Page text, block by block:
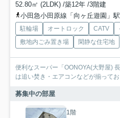
52.80㎡ (2LDK) /築12年 /3階建
小田急小田原線「向ヶ丘遊園」
駐輪場 オートロック CATV
敷地内ごみ置き場
閑静な住宅地
便利なスーパー「OONOYA(大野屋)
は追い焚き・エアコンなどが揃って
募集中の部屋
1階